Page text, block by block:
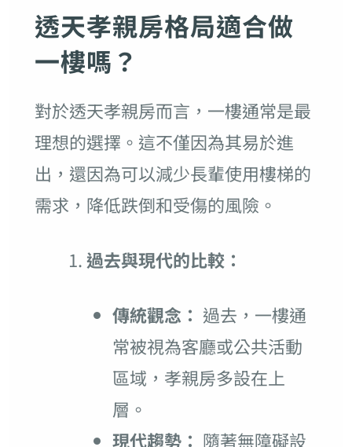
透天孝親房格局適合做
一樓嗎？
對於透天孝親房而言，一樓通常是最
理想的選擇。這不僅因為其易於進
出，還因為可以減少長輩使用樓梯的
需求，降低跌倒和受傷的風險。
過去與現代的比較：
傳統觀念： 過去，一樓通
常被視為客廳或公共活動
區域，孝親房多設在上
層。
現代趨勢： 隨著無障礙設